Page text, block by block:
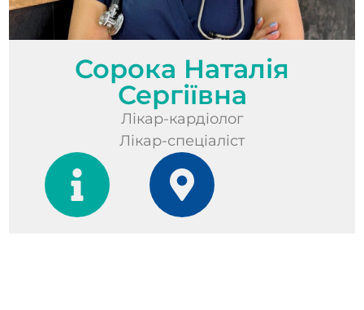
Сорока Наталія
Сергіївна
Лікар-кардіолог
Лікар-спеціаліст